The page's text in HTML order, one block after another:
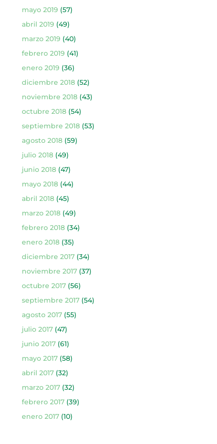
mayo 2019 (57)
abril 2019 (49)
marzo 2019 (40)
febrero 2019 (41)
enero 2019 (36)
diciembre 2018(52)
noviembre 2018(43)
octubre 2018(54)
septiembre 2018(53)
agosto 2018(59)
julio 2018(49)
junio 2018(47)
mayo 2018(44)
abril 2018(45)
marzo 2018(49)
febrero 2018(34)
enero 2018(35)
diciembre 2017(34)
noviembre 2017(37)
octubre 2017(56)
septiembre 2017(54)
agosto 2017(55)
julio 2017(47)
junio 2017(61)
mayo 2017(58)
abril 2017(32)
marzo 2017(32)
febrero 2017(39)
enero 2017(10)